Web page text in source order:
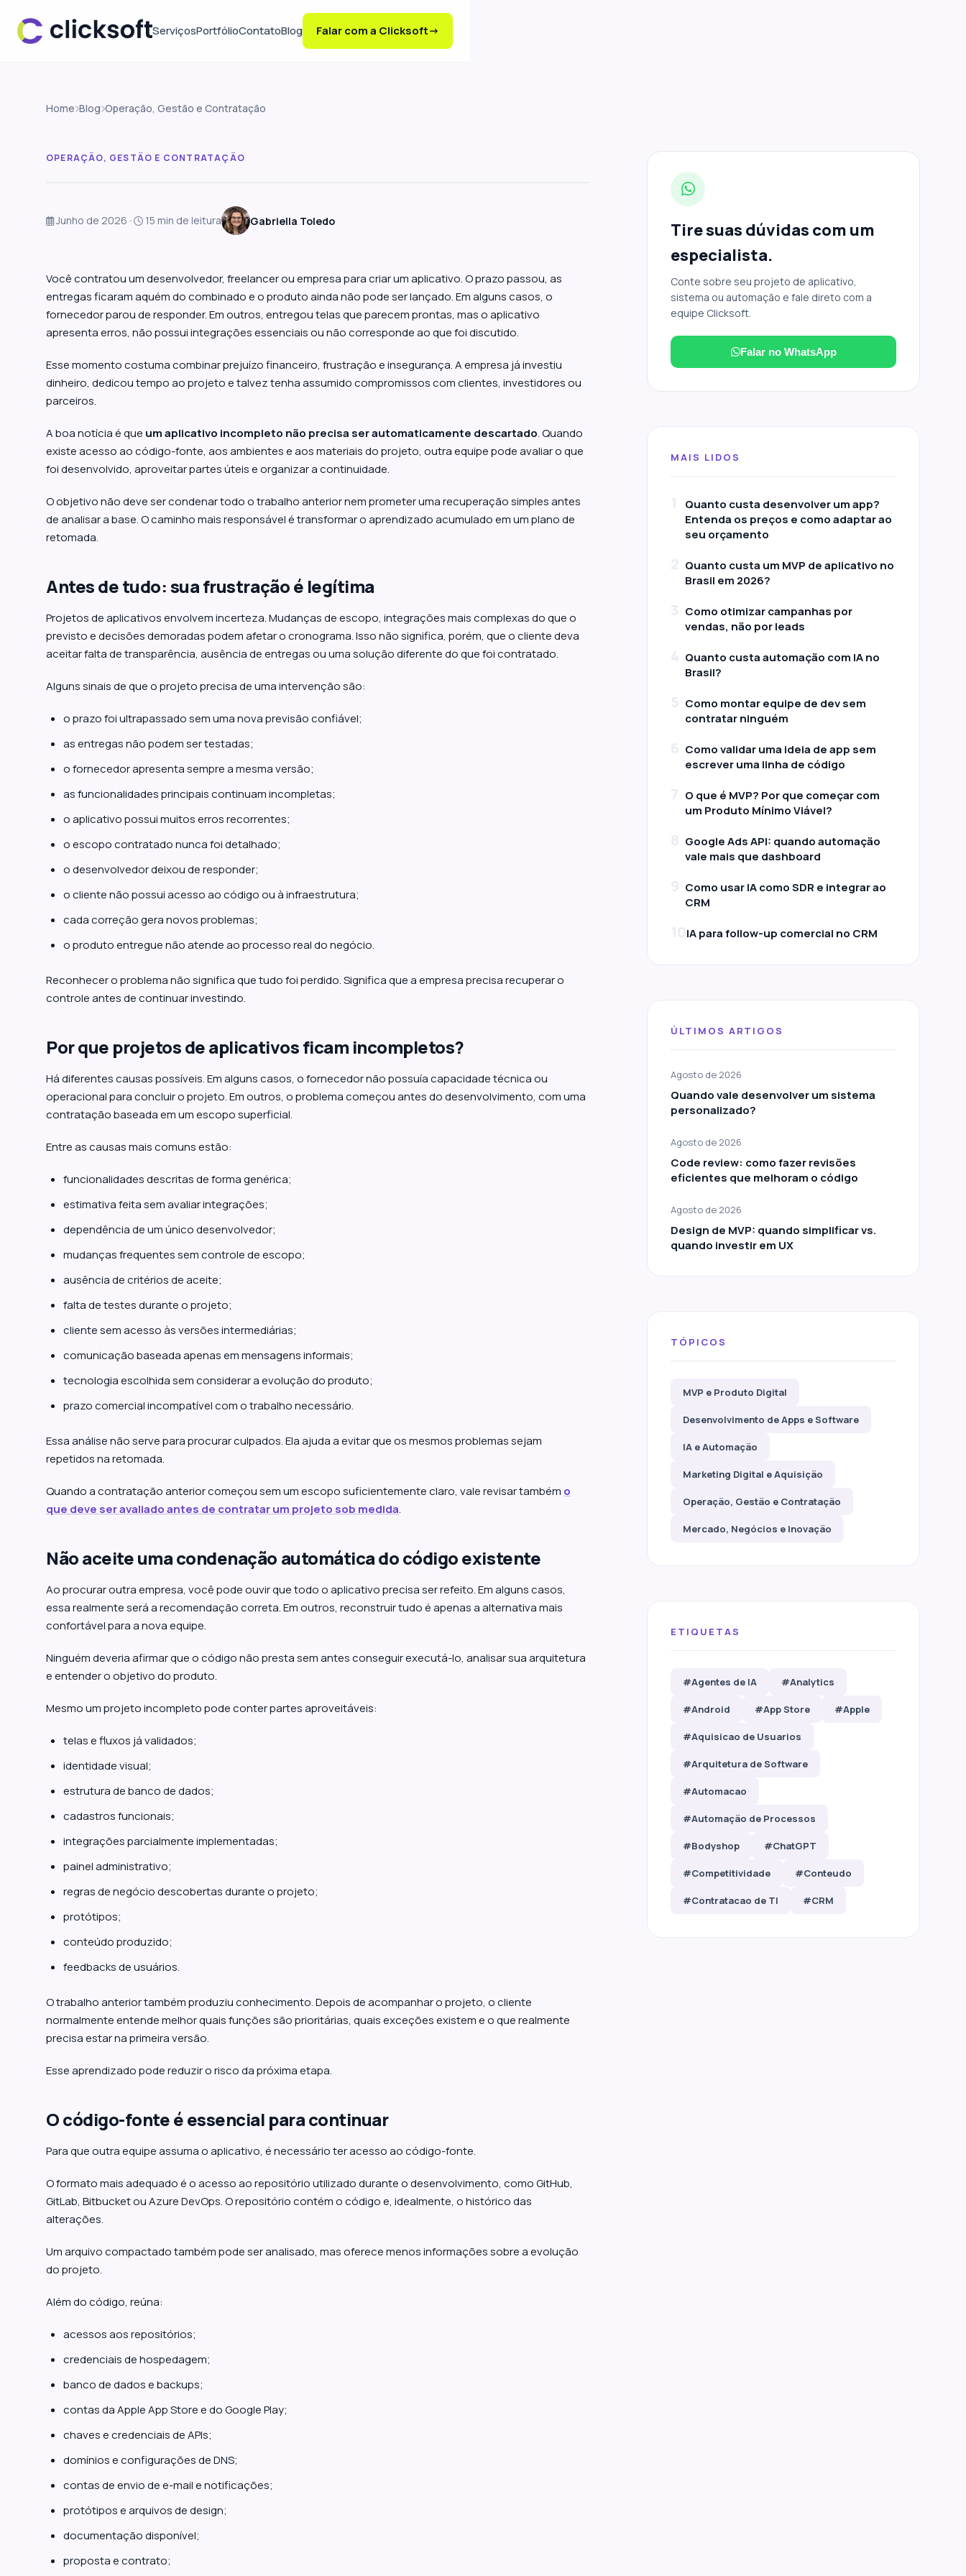
ServiçosPortfólioContatoBlog Falar com a Clicksoft
Home Blog Operação, Gestão e Contratação
OPERAÇÃO, GESTÃO E CONTRATAÇÃO
O desenvolvedor não entregou seu
aplicativo? Veja o que fazer
Junho de 2026 • 15 min de leitura Gabriella Toledo
Você contratou um desenvolvedor, freelancer ou empresa para criar um aplicativo. O prazo passou, as
entregas ficaram aquém do combinado e o produto ainda não pode ser lançado. Em alguns casos, o
fornecedor parou de responder. Em outros, entregou telas que parecem prontas, mas o aplicativo
apresenta erros, não possui integrações essenciais ou não corresponde ao que foi discutido.
Esse momento costuma combinar prejuízo financeiro, frustração e insegurança. A empresa já investiu
dinheiro, dedicou tempo ao projeto e talvez tenha assumido compromissos com clientes, investidores ou
parceiros.
A boa notícia é que um aplicativo incompleto não precisa ser automaticamente descartado. Quando
existe acesso ao código-fonte, aos ambientes e aos materiais do projeto, outra equipe pode avaliar o que
foi desenvolvido, aproveitar partes úteis e organizar a continuidade.
O objetivo não deve ser condenar todo o trabalho anterior nem prometer uma recuperação simples antes
de analisar a base. O caminho mais responsável é transformar o aprendizado acumulado em um plano de
retomada.
Antes de tudo: sua frustração é legítima
Projetos de aplicativos envolvem incerteza. Mudanças de escopo, integrações mais complexas do que o
previsto e decisões demoradas podem afetar o cronograma. Isso não significa, porém, que o cliente deva
aceitar falta de transparência, ausência de entregas ou uma solução diferente do que foi contratado.
Alguns sinais de que o projeto precisa de uma intervenção são:
o prazo foi ultrapassado sem uma nova previsão confiável;
as entregas não podem ser testadas;
o fornecedor apresenta sempre a mesma versão;
as funcionalidades principais continuam incompletas;
o aplicativo possui muitos erros recorrentes;
o escopo contratado nunca foi detalhado;
o desenvolvedor deixou de responder;
o cliente não possui acesso ao código ou à infraestrutura;
cada correção gera novos problemas;
o produto entregue não atende ao processo real do negócio.
Reconhecer o problema não significa que tudo foi perdido. Significa que a empresa precisa recuperar o
controle antes de continuar investindo.
Por que projetos de aplicativos ficam incompletos?
Há diferentes causas possíveis. Em alguns casos, o fornecedor não possuía capacidade técnica ou
operacional para concluir o projeto. Em outros, o problema começou antes do desenvolvimento, com uma
contratação baseada em um escopo superficial.
Entre as causas mais comuns estão:
funcionalidades descritas de forma genérica;
estimativa feita sem avaliar integrações;
dependência de um único desenvolvedor;
mudanças frequentes sem controle de escopo;
ausência de critérios de aceite;
falta de testes durante o projeto;
cliente sem acesso às versões intermediárias;
comunicação baseada apenas em mensagens informais;
tecnologia escolhida sem considerar a evolução do produto;
prazo comercial incompatível com o trabalho necessário.
Essa análise não serve para procurar culpados. Ela ajuda a evitar que os mesmos problemas sejam
repetidos na retomada.
Quando a contratação anterior começou sem um escopo suficientemente claro, vale revisar também o
que deve ser avaliado antes de contratar um projeto sob medida.
Não aceite uma condenação automática do código existente
Ao procurar outra empresa, você pode ouvir que todo o aplicativo precisa ser refeito. Em alguns casos,
essa realmente será a recomendação correta. Em outros, reconstruir tudo é apenas a alternativa mais
confortável para a nova equipe.
Ninguém deveria afirmar que o código não presta sem antes conseguir executá-lo, analisar sua arquitetura
e entender o objetivo do produto.
Mesmo um projeto incompleto pode conter partes aproveitáveis:
telas e fluxos já validados;
identidade visual;
estrutura de banco de dados;
cadastros funcionais;
integrações parcialmente implementadas;
painel administrativo;
regras de negócio descobertas durante o projeto;
protótipos;
conteúdo produzido;
feedbacks de usuários.
O trabalho anterior também produziu conhecimento. Depois de acompanhar o projeto, o cliente
normalmente entende melhor quais funções são prioritárias, quais exceções existem e o que realmente
precisa estar na primeira versão.
Esse aprendizado pode reduzir o risco da próxima etapa.
O código-fonte é essencial para continuar
Para que outra equipe assuma o aplicativo, é necessário ter acesso ao código-fonte.
O formato mais adequado é o acesso ao repositório utilizado durante o desenvolvimento, como GitHub,
GitLab, Bitbucket ou Azure DevOps. O repositório contém o código e, idealmente, o histórico das
alterações.
Um arquivo compactado também pode ser analisado, mas oferece menos informações sobre a evolução
do projeto.
Além do código, reúna:
acessos aos repositórios;
credenciais de hospedagem;
banco de dados e backups;
contas da Apple App Store e do Google Play;
chaves e credenciais de APIs;
domínios e configurações de DNS;
contas de envio de e-mail e notificações;
protótipos e arquivos de design;
documentação disponível;
proposta e contrato;
Tire suas dúvidas com um
especialista.
Conte sobre seu projeto de aplicativo,
sistema ou automação e fale direto com a
equipe Clicksoft.
Falar no WhatsApp
MAIS LIDOS
Quanto custa desenvolver um app?
Entenda os preços e como adaptar ao
seu orçamento
Quanto custa um MVP de aplicativo no
Brasil em 2026?
Como otimizar campanhas por
vendas, não por leads
Quanto custa automação com IA no
Brasil?
Como montar equipe de dev sem
contratar ninguém
Como validar uma ideia de app sem
escrever uma linha de código
O que é MVP? Por que começar com
um Produto Mínimo Viável?
Google Ads API: quando automação
vale mais que dashboard
Como usar IA como SDR e integrar ao
CRM
IA para follow-up comercial no CRM
ÚLTIMOS ARTIGOS
Agosto de 2026
Quando vale desenvolver um sistema
personalizado?
Agosto de 2026
Code review: como fazer revisões
eficientes que melhoram o código
Agosto de 2026
Design de MVP: quando simplificar vs.
quando investir em UX
TÓPICOS
MVP e Produto Digital
Desenvolvimento de Apps e Software
IA e Automação
Marketing Digital e Aquisição
Operação, Gestão e Contratação
Mercado, Negócios e Inovação
ETIQUETAS
#Agentes de IA #Analytics
#Android #App Store #Apple
#Aquisicao de Usuarios
#Arquitetura de Software
#Automacao
#Automação de Processos
#Bodyshop #ChatGPT
#Competitividade #Conteudo
#Contratacao de TI #CRM